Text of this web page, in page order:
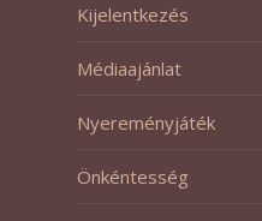
Kijelentkezés
Médiaajánlat
Nyereményjáték
Önkéntesség